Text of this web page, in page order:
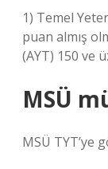
1) Temel
puan almış
(AYT) 150 ve
MSÜ
MSÜ TYT’ye